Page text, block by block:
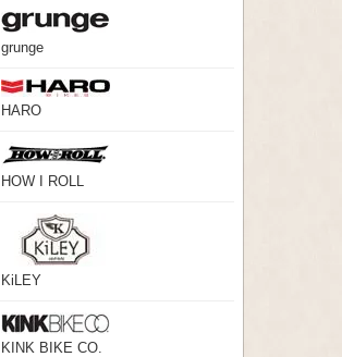
grunge
HARO
HOW I ROLL
KiLEY
KINK BIKE CO.